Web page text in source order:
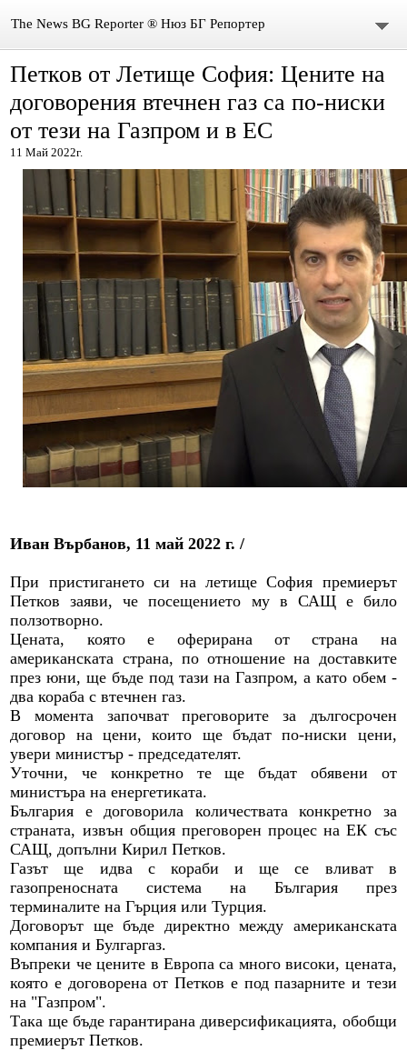
The News BG Reporter ® Нюз БГ Репортер
НОВИНИ
ЗА НАС
КОНТАКТИ
DONATION
ISSN : 3033-1684
Иван Върбанов – журналист | The News BG Reporter
РЕДАКЦИОННА ПОЛИТИКА НА THE NEWS BG REPORTER
Петков от Летище София: Цените на
договорения втечнен газ са по-ниски
от тези на Газпром и в ЕС
11 Май 2022г.
Иван Върбанов, 11 май 2022 г. /
При пристигането си на летище София премиерът
Петков заяви, че посещението му в САЩ е било
ползотворно.
Цената, която е оферирана от страна на
американската страна, по отношение на доставките
през юни, ще бъде под тази на Газпром, а като обем -
два кораба с втечнен газ.
В момента започват преговорите за дългосрочен
договор на цени, които ще бъдат по-ниски цени,
увери министър - председателят.
Уточни, че конкретно те ще бъдат обявени от
министъра на енергетиката.
България е договорила количествата конкретно за
страната, извън общия преговорен процес на ЕК със
САЩ, допълни Кирил Петков.
Газът ще идва с кораби и ще се вливат в
газопреносната система на България през
терминалите на Гърция или Турция.
Договорът ще бъде директно между американската
компания и Булгаргаз.
Въпреки че цените в Европа са много високи, цената,
която е договорена от Петков е под пазарните и тези
на "Газпром".
Така ще бъде гарантирана диверсификацията, обобщи
премиерът Петков.